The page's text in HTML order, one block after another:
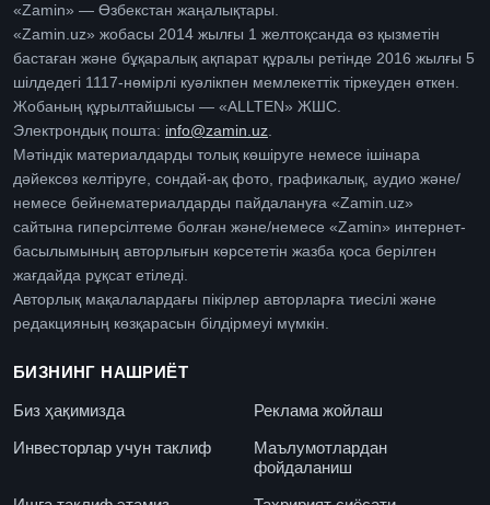
«Zamin» — Өзбекстан жаңалықтары.
«Zamin.uz» жобасы 2014 жылғы 1 желтоқсанда өз қызметін
бастаған және бұқаралық ақпарат құралы ретінде 2016 жылғы 5
шілдедегі 1117-нөмірлі куәлікпен мемлекеттік тіркеуден өткен.
Жобаның құрылтайшысы — «ALLTEN» ЖШС.
Электрондық пошта: info@zamin.uz
Мәтіндік материалдарды толық көшіруге немесе ішінара
дәйексөз келтіруге, сондай-ақ фото, графикалық, аудио және/
немесе бейнематериалдарды пайдалануға «Zamin.uz»
сайтына гиперсілтеме болған және/немесе «Zamin» интернет-
басылымының авторлығын көрсететін жазба қоса берілген
жағдайда рұқсат етіледі.
Авторлық мақалалардағы пікірлер авторларға тиесілі және
редакцияның көзқарасын білдірмеуі мүмкін.
БИЗНИНГ НАШРИЁТ
Биз ҳақимизда
Реклама жойлаш
Инвесторлар учун таклиф
Маълумотлардан
фойдаланиш